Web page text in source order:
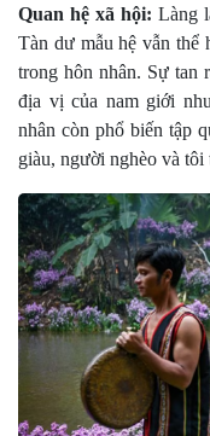
Quan hệ xã hội:Làng
Tàn dư mẫu hệ vẫn thể
trong hôn nhân. Sự tan
địa vị của nam giới
nhân còn phổ biến tập
giàu, người nghèo và tôi